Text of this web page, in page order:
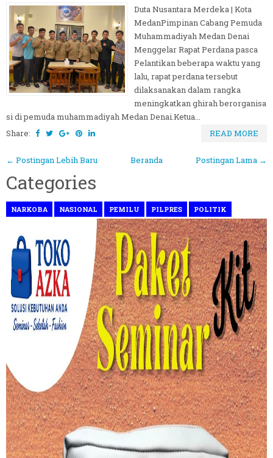
Duta Nusantara Merdeka | Kota
MedanPimpinan Cabang Pemuda
Muhammadiyah Medan Denai
Menggelar Rapat Perdana pasca
Pelantikan beberapa waktu yang
lalu, rapat perdana tersebut
dilaksanakan dalam rangka
meningkatkan ghirah berorganisa
si di pemuda muhammadiyah Medan Denai.Ketua...
Share:
READ MORE
← Postingan Lebih Baru Postingan Lama →
Beranda
Categories
NARKOBA NASIONAL PEMILU PILPRES POLITIK